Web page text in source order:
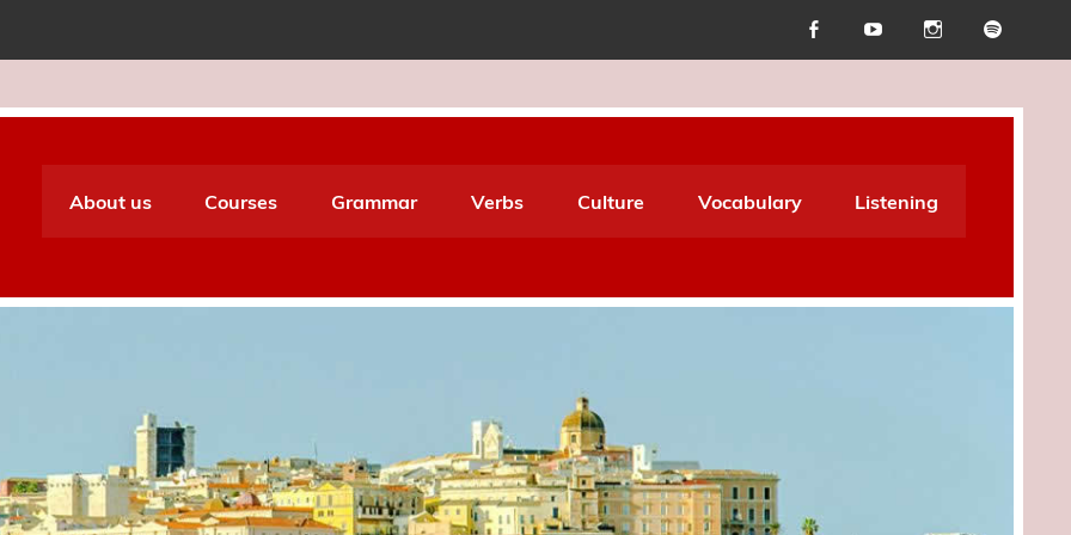
World Italiano
About us Courses Grammar Verbs Culture Vocabulary Listening